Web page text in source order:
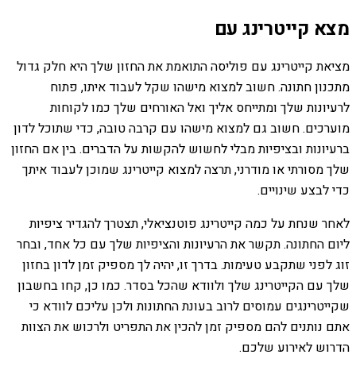
מצא קייטרינג עם
מציאת קייטרינג עם פוליסה התואמת את החזון שלך היא חלק גדול
מתכנון חתונה. חשוב למצוא מישהו שקל לעבוד איתו, פתוח
לרעיונות שלך ומתייחס אליך ואל האורחים שלך כמו לקוחות
מוערכים. חשוב גם למצוא מישהו עם קרבה טובה, כדי שתוכל לדון
ברעיונות ובציפיות מבלי לחשוש להקשות על הדברים. בין אם החזון
שלך מסורתי או מודרני, תרצה למצוא קייטרינג שמוכן לעבוד איתך
כדי לבצע שינויים.
לאחר שנחת על כמה קייטרינג פוטנציאלי, תצטרך להגדיר ציפיות
ליום החתונה. תקשר את הרעיונות והציפיות שלך עם כל אחד, ובחר
זוג לפני שתקבע טעימות. בדרך זו, יהיה לך מספיק זמן לדון בחזון
שלך עם הקייטרינג שלך ולוודא שהכל בסדר. כמו כן, קחו בחשבון
שקייטרינגים עמוסים לרוב בעונת החתונות ולכן עליכם לוודא כי
אתם נותנים להם מספיק זמן להכין את התפריט ולרכוש את הצוות
הדרוש לאירוע שלכם.